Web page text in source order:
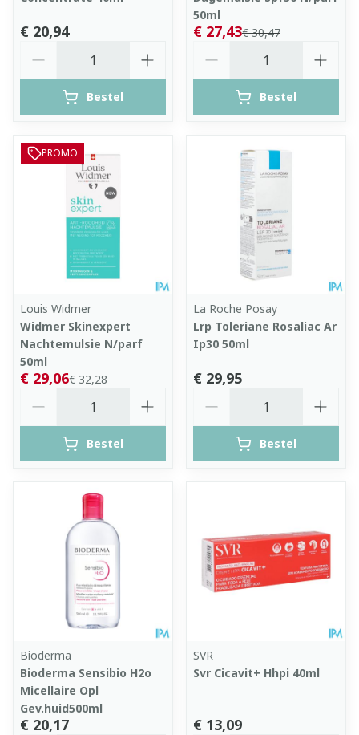
€ 20,94
Bestel
50ml
€ 30,47
€ 27,43
Bestel
PROMO
Louis Widmer
Widmer Skinexpert
Nachtemulsie N/parf
50ml
€ 32,28
€ 29,06
Bestel
La Roche Posay
Lrp Toleriane Rosaliac Ar
Ip30 50ml
€ 29,95
Bestel
Bioderma
Bioderma Sensibio H2o
Micellaire Opl
Gev.huid500ml
€ 20,17
SVR
Svr Cicavit+ Hhpi 40ml
€ 13,09